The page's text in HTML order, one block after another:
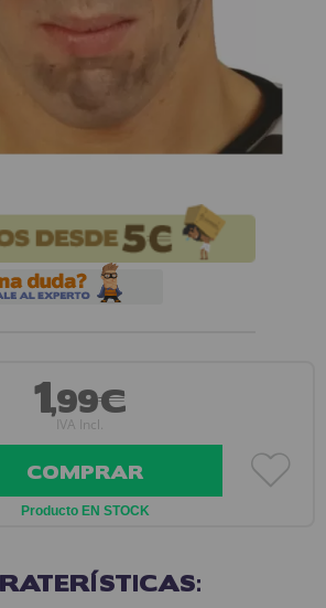
1,99€
IVA Incl.
COMPRAR
Producto EN STOCK